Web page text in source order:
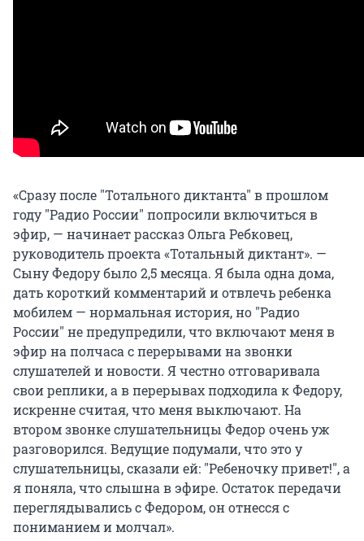
«Сразу после "Тотального диктанта" в прошлом
году "Радио России" попросили включиться в
эфир, — начинает рассказ Ольга Ребковец,
руководитель проекта «Тотальный диктант». —
Сыну Федору было 2,5 месяца. Я была одна дома,
дать короткий комментарий и отвлечь ребенка
мобилем — нормальная история, но "Радио
России" не предупредили, что включают меня в
эфир на полчаса с перерывами на звонки
слушателей и новости. Я честно отговаривала
свои реплики, а в перерывах подходила к Федору,
искренне считая, что меня выключают. На
втором звонке слушательницы Федор очень уж
разговорился. Ведущие подумали, что это у
слушательницы, сказали ей: "Ребеночку привет!", а
я поняла, что слышна в эфире. Остаток передачи
переглядывались с Федором, он отнесся с
пониманием и молчал».